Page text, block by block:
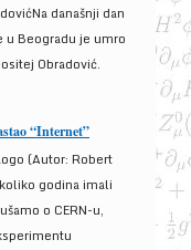
današnji dan
u Beogradu je umro
Obradović.
“Internet”
(Autor: Robert
godina imali
o CERN-u,